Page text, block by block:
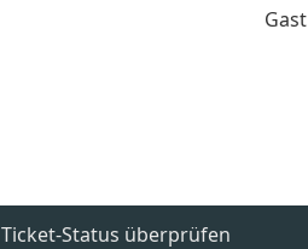
Gast
Ticket-Status überprüfen